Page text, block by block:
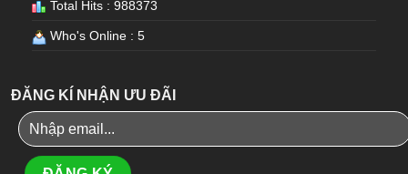
Total Hits : 988373
Who's Online : 5
ĐĂNG KÍ NHẬN ƯU ĐÃI